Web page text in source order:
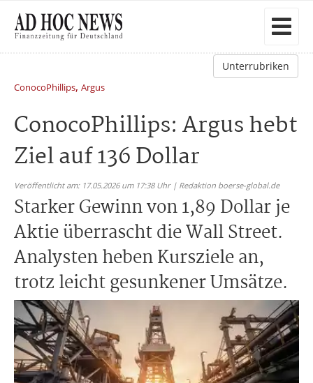
Unterrubriken
ConocoPhillips, Argus
ConocoPhillips: Argus hebt
Ziel auf 136 Dollar
Veröffentlicht am: 17.05.2026 um 17:38 Uhr | Redaktion boerse-global.de
Starker Gewinn von 1,89 Dollar je
Aktie überrascht die Wall Street.
Analysten heben Kursziele an,
trotz leicht gesunkener Umsätze.